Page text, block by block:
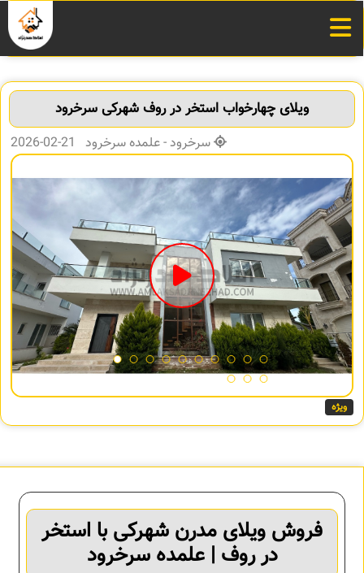
ویلای چهارخواب استخر در روف شهرکی سرخرود
سرخرود - علمده سرخرود 21-02-2026
ویژه
فروش ویلای مدرن شهرکی با استخر
در روف | علمده سرخرود